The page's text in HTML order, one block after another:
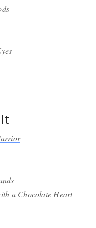
a Chocolate Heart